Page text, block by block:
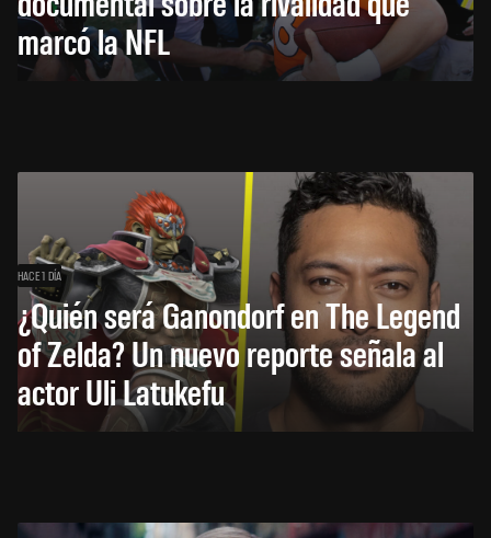
marcó la NFL
HACE 1 DÍA
¿Quién será Ganondorf en The Legend
of Zelda? Un nuevo reporte señala al
actor Uli Latukefu